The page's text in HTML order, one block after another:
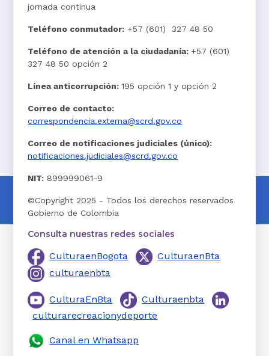
jornada continua
Teléfono conmutador: +57 (601) 327 48 50
Teléfono de atención a la ciudadanía: +57 (601)
327 48 50 opción 2
Línea anticorrupción:195 opción 1 y opción 2
Correo de contacto:
correspondencia.externa@scrd.gov.co
Correo de notificaciones judiciales (único):
notificaciones.judiciales@scrd.gov.co
NIT: 899999061-9
©Copyright 2025 - Todos los derechos reservados
Gobierno de Colombia
Consulta nuestras redes sociales
CulturaenBogota
CulturaenBta
culturaenbta
CulturaEnBta
Culturaenbta
culturarecreacionydeporte
Canal en Whatsapp